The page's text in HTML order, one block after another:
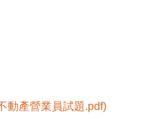
動產營業員試題.pdf)